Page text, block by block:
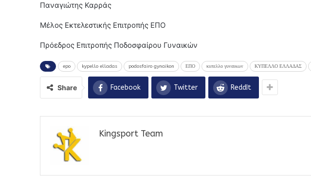
Παναγιώτης Καρράς
Μέλος Εκτελεστικής Επιτροπής ΕΠΟ
Πρόεδρος Επιτροπής Ποδοσφαίρου Γυναικών
epo kypello elladas podosfairo gynaikon ΕΠΟ κυπελλο γυναικων ΚΥΠΕΛΛΟ ΕΛΛΑΔΑΣ
Share Facebook Twitter ReddIt
Kingsport Team